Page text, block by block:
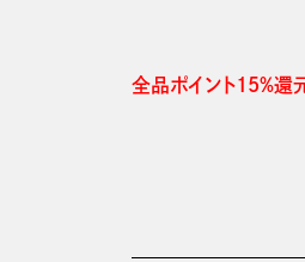
全品ポイント15%還